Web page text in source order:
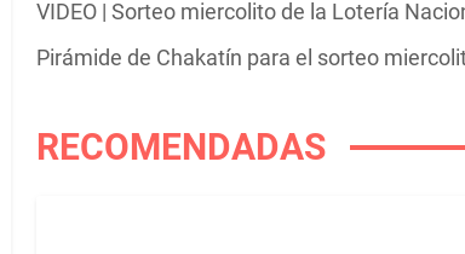
VIDEO | Sorteo miercolito de la Lotería
Pirámide de Chakatín para el sorteo
RECOMENDADAS